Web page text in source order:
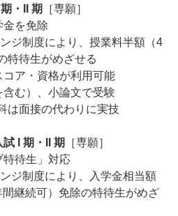
・II 期
［専願］
金を免除
ジ制度により、授業料半額（4
特待生がめざせる
ア・資格が利用可能
む）、小論文で受験
は面接の代わりに実技
I 期・II 期
［専願］
特待生」対応
ジ制度により、入学金相当額
間継続可）免除の特待生がめざ